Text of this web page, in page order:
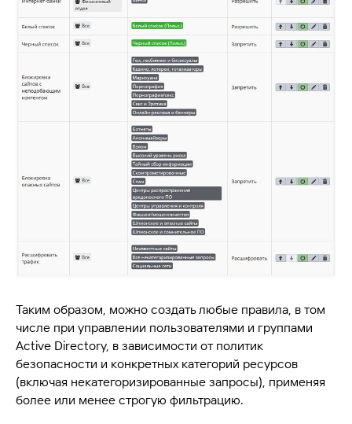
Таким образом, можно создать любые правила, в том
числе при управлении пользователями и группами
Active Directory, в зависимости от политик
безопасности и конкретных категорий ресурсов
(включая некатегоризированные запросы), применяя
более или менее строгую фильтрацию.
+7 (800) 555-33-40
expert@ideco.ru
620 066, Россия, г. Екатеринбург,
ИНН 6670208848
Продукт развивается
при поддержке Фонда
Содействия Инновациям